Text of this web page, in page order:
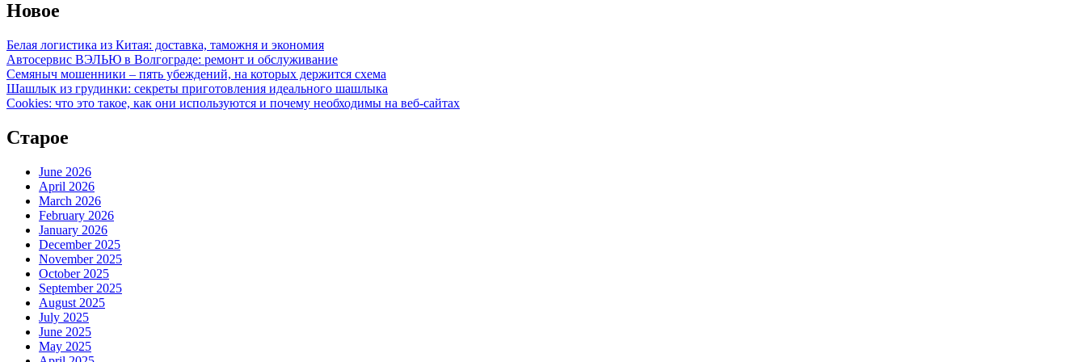
Новое
Белая логистика из Китая: доставка, таможня и экономия
Автосервис ВЭЛЬЮ в Волгограде: ремонт и обслуживание
Семяныч мошенники – пять убеждений, на которых держится схема
Шашлык из грудинки: секреты приготовления идеального шашлыка
Cookies: что это такое, как они используются и почему необходимы на веб-сайтах
Старое
June 2026
April 2026
March 2026
February 2026
January 2026
December 2025
November 2025
October 2025
September 2025
August 2025
July 2025
June 2025
May 2025